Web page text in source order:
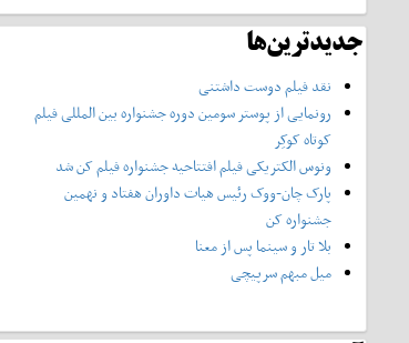
جدیدترین‌ها
نقد فیلم دوست داشتنی
رونمایی از پوستر‌ سومین دوره جشنواره بین المللی فیلم
کوتاه کوکِر
ونوس الکتریکی فیلم افتتاحیه جشنواره فیلم کن شد
پارک چان-ووک رئیس هیات داوران هفتاد و نهمین
جشنواره کن
بلا تار و سینما پس از معنا
میل مبهم سرپیچی